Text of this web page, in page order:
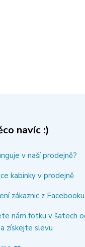
navíc :)
v naší prodejně?
kabinky v prodejně
zákaznic z Facebooku
nám fotku v šatech
získejte slevu